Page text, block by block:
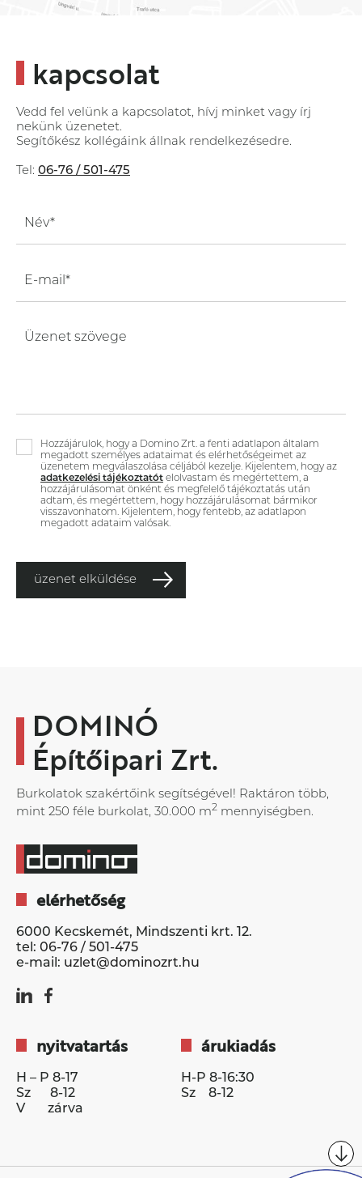
kapcsolat
Vedd fel velünk a kapcsolatot, hívj minket vagy írj
nekünk üzenetet.
Segítőkész kollégáink állnak rendelkezésedre.
Tel: 06-76 / 501-475
Név*
E-mail*
Üzenet szövege
Hozzájárulok, hogy a Domino Zrt. a fenti adatlapon általam
megadott személyes adataimat és elérhetőségeimet az
üzenetem megválaszolása céljából kezelje. Kijelentem, hogy az
adatkezelési tájékoztatót elolvastam és megértettem, a
hozzájárulásomat önként és megfelelő tájékoztatás után
adtam, és megértettem, hogy hozzájárulásomat bármikor
visszavonhatom. Kijelentem, hogy fentebb, az adatlapon
megadott adataim valósak.
üzenet elküldése
DOMINÓ
Építőipari Zrt.
Burkolatok szakértőink segítségével! Raktáron több,
mint 250 féle burkolat, 30.000 m2 mennyiségben.
elérhetőség
6000 Kecskemét, Mindszenti krt. 12.
tel: 06-76 / 501-475
e-mail: uzlet@dominozrt.hu
nyitvatartás
H – P 8-17
Sz 8-12
V zárva
árukiadás
H-P 8-16:30
Sz 8-12